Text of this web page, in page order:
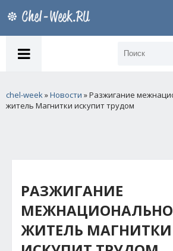
chel-week»Новости » Разжигание
житель Магнитки искупит трудом
РАЗЖИГАНИЕ
ЖИТЕЛЬ МАГНИТКИ